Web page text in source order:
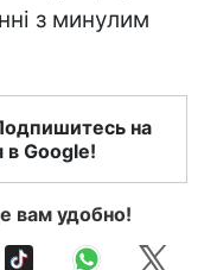
з минулим
на
в Google!
вам удобно!